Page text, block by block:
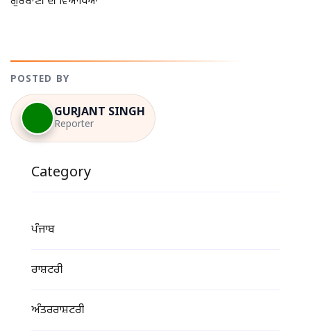
POSTED BY
GURJANT SINGH
Reporter
Category
ਪੰਜਾਬ
ਰਾਸ਼ਟਰੀ
ਅੰਤਰਰਾਸ਼ਟਰੀ